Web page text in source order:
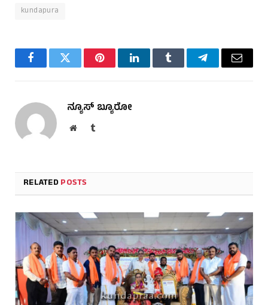
kundapura
FacebookTwitter PinterestLinkedInTumblr TelegramEmail
ನ್ಯೂಸ್ ಬ್ಯೂರೋ
WebsiteTumblr
RELATEDPOSTS